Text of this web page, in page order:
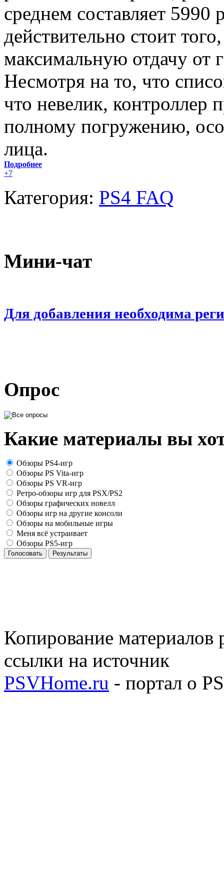
среднем составляет 5990
действительно стоит
максимальную отдачу от
Несмотря на то, что
что невелик, контроллер
полному погружению,
лица.
Подробнее
+7
Категория: PS4 FAQ
Мини-чат
Для добавления необходима
Опрос
Какие материалы вы
Обзоры PS4-игр
Обзоры PS Vita-игр
Обзоры PS VR-игр
Ретро-обзоры игр для PSX/PS2
Обзоры графических новелл
Обзоры игр на другие консоли
Обзоры на мобильные игры
Меня всё устраивает
Обзоры PS5-игр
Голосовать Результаты
Копирование материалов
ссылки на источник
PSVHome.ru - портал о